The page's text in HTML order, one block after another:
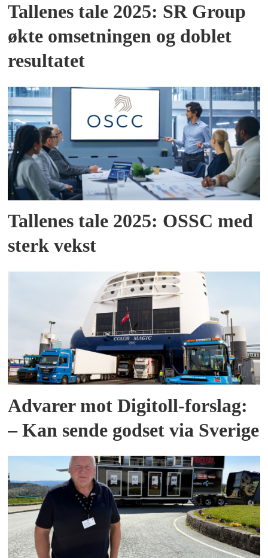
Tallenes tale 2025: SR Group
økte omsetningen og doblet
resultatet
Tallenes tale 2025: OSSC med
sterk vekst
Advarer mot Digitoll-forslag:
– Kan sende godset via Sverige